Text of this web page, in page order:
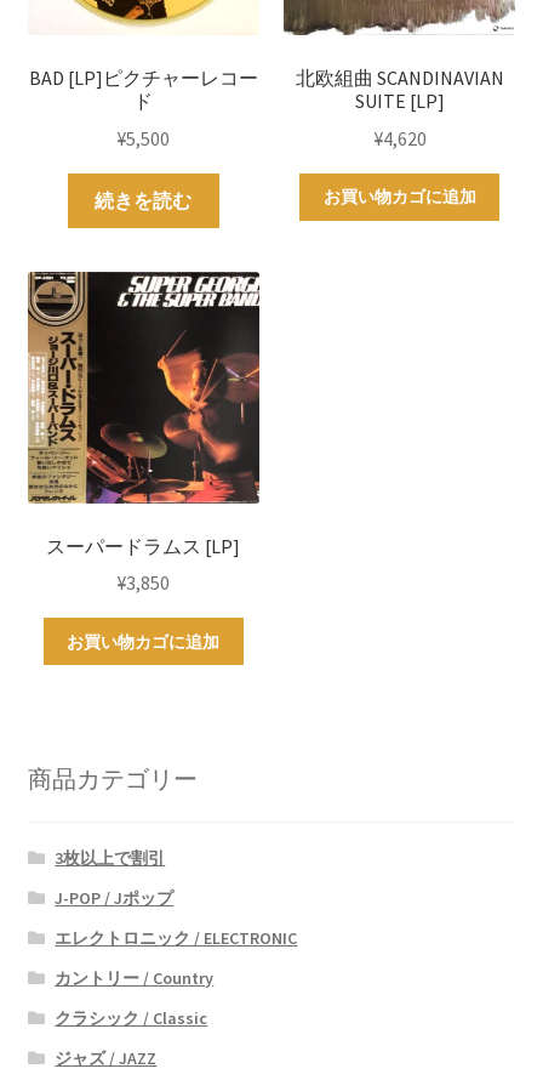
BAD [LP]ピクチャーレコー
ド
¥5,500
続きを読む
北欧組曲 SCANDINAVIAN
SUITE [LP]
¥4,620
お買い物カゴに追加
スーパードラムス [LP]
¥3,850
お買い物カゴに追加
商品カテゴリー
3枚以上で割引
J-POP / Jポップ
エレクトロニック / ELECTRONIC
カントリー / Country
クラシック / Classic
ジャズ / JAZZ